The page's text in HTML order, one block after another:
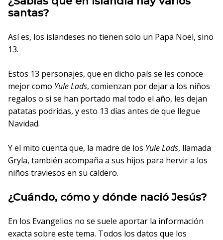
santas?
Así es, los islandeses no tienen solo un Papa Noel, sino
13.
Estos 13 personajes, que en dicho país se les conoce
mejor como Yule Lads, comienzan por dejar a los niños
regalos o si se han portado mal todo el año, les dejan
patatas podridas, y esto 13 días antes de que llegue
Navidad.
Y el mito cuenta que, la madre de los Yule Lads, llamada
Gryla, también acompaña a sus hijos para hervir a los
niños traviesos en su caldero.
¿Cuándo, cómo y dónde nació Jesús?
En los Evangelios no se suele aportar la información
exacta sobre este tema. Todos los datos que los